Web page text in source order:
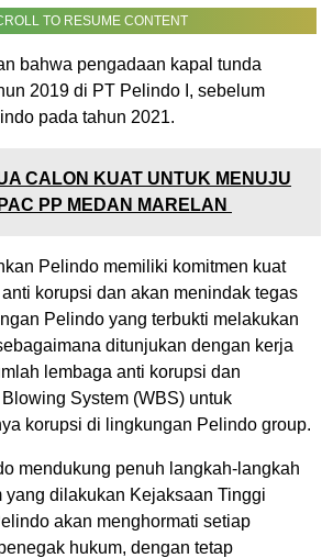
TO RESUME CONTENT
bahwa pengadaan kapal tunda
2019 di PT Pelindo I, sebelum
pada tahun 2021.
CALON KUAT UNTUK MENUJU
PP MEDAN MARELAN
Pelindo memiliki komitmen kuat
korupsi dan akan menindak tegas
Pelindo yang terbukti melakukan
ditunjukan dengan kerja
lembaga anti korupsi dan
System (WBS) untuk
korupsi di lingkungan Pelindo group.
mendukung penuh langkah-langkah
yang dilakukan Kejaksaan Tinggi
akan menghormati setiap
hukum, dengan tetap